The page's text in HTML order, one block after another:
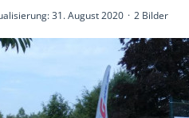
31. August 2020 2 Bilder